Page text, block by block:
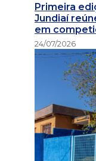
Primeira
Jundiaí
em
24/07/2026